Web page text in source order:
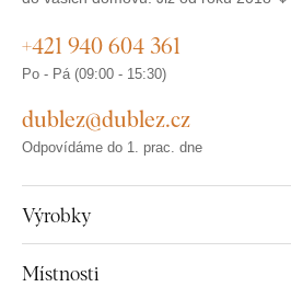
Výrobky
Místnosti
+421 940 604 361
Po - Pá (09:00 - 15:30)
dublez@dublez.cz
Odpovídáme do 1. prac. dne